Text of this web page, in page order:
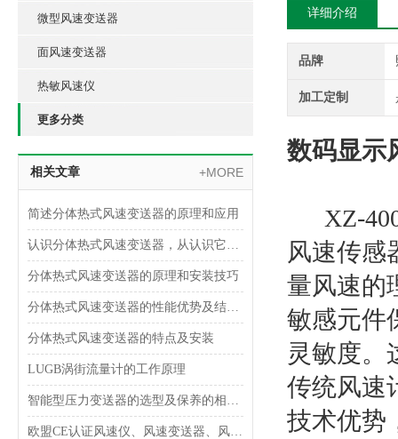
微型风速变送器
面风速变送器
热敏风速仪
更多分类
相关文章 +MORE
简述分体热式风速变送器的原理和应用
认识分体热式风速变送器，从认识它的功能特点开始
分体热式风速变送器的原理和安装技巧
分体热式风速变送器的性能优势及结构设计
分体热式风速变送器的特点及安装
LUGB涡街流量计的工作原理
智能型压力变送器的选型及保养的相关知识
欧盟CE认证风速仪、风速变送器、风速传感器的用处
详细介绍
品牌
加工定制
数码显示
XZ-
风速传感
量风速的
敏感元件
灵敏度。
传统风速
技术优势